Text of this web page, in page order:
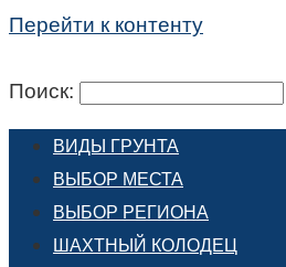
Перейти к контенту
Поиск:
ВИДЫ ГРУНТА
ВЫБОР МЕСТА
ВЫБОР РЕГИОНА
ШАХТНЫЙ КОЛОДЕЦ